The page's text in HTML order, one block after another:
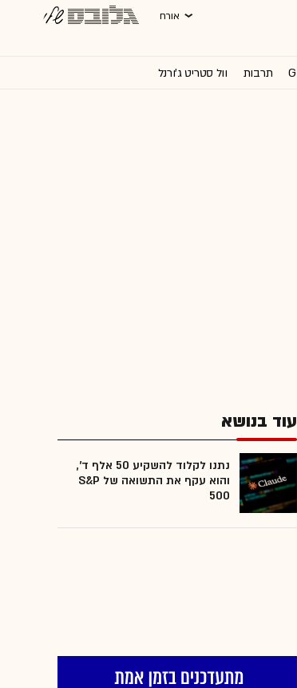
אורח
תרבות וול סטריט ג'ורנל
עוד בנושא
נתנו לקלוד להשקיע 50 אלף ד',
והוא עקף את התשואה של S&P
500